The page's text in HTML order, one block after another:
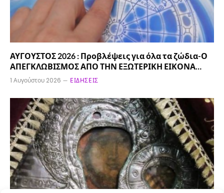
ΑΥΓΟΥΣΤΟΣ 2026 : Προβλέψεις για όλα τα ζώδια-Ο
ΑΠΕΓΚΛΩΒΙΣΜΟΣ ΑΠΟ ΤΗΝ ΕΞΩΤΕΡΙΚΗ ΕΙΚΟΝΑ…
1 Αυγούστου 2026 ΕΙΔΉΣΕΙΣ